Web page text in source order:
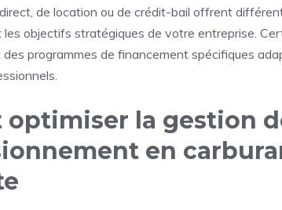
de location ou de crédit-bail offrent
objectifs stratégiques de votre entreprise.
programmes de financement spécifiques
optimiser la gestion
en